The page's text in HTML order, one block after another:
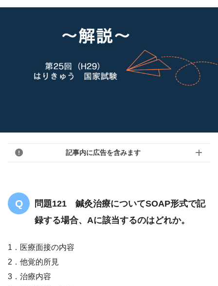
記事内に広告を含みます
問題121 鍼灸治療についてSOAP形式で記
録する場合、Aに該当するのはどれか。
1．医療面接の内容
2．他覚的所見
3．治療内容